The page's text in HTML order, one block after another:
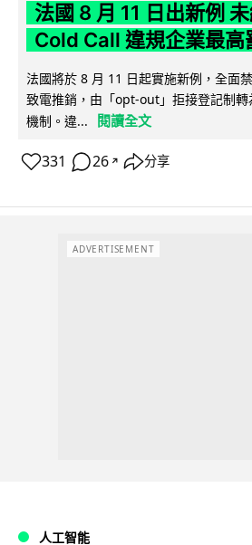
法國 8 月 11 日出新例
Cold Call 違規企業最
法國將於 8 月 11 日起實施新例，全面
致電推銷，由「opt-out」拒接登記制
機制。違...
閱讀全文
331 26 ↗ 分享
ADVERTISEMENT
人工智能